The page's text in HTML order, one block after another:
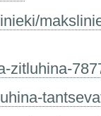
zitluhina-